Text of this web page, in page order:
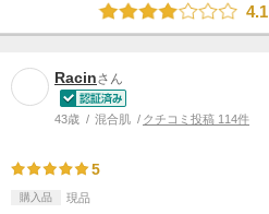
4.1
Racinさん
43歳 混合肌 クチコミ投稿 114件
5
購入品 現品